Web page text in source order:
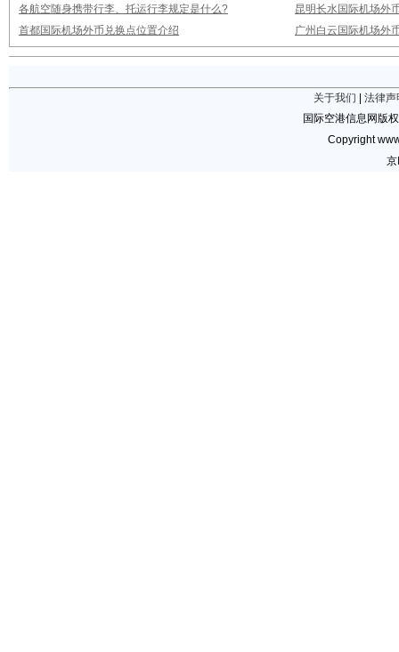
各航空随身携带行李、托运行李规定是什么?
昆明长水国际机场外
首都国际机场外币兑换点位置介绍
广州白云国际机场外
关于我们
法律声
国际空港信息网版
Copyright